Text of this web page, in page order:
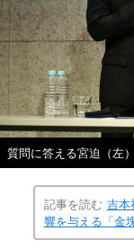
質問に答える宮迫（左
記事を読む 吉本
響を与える「金